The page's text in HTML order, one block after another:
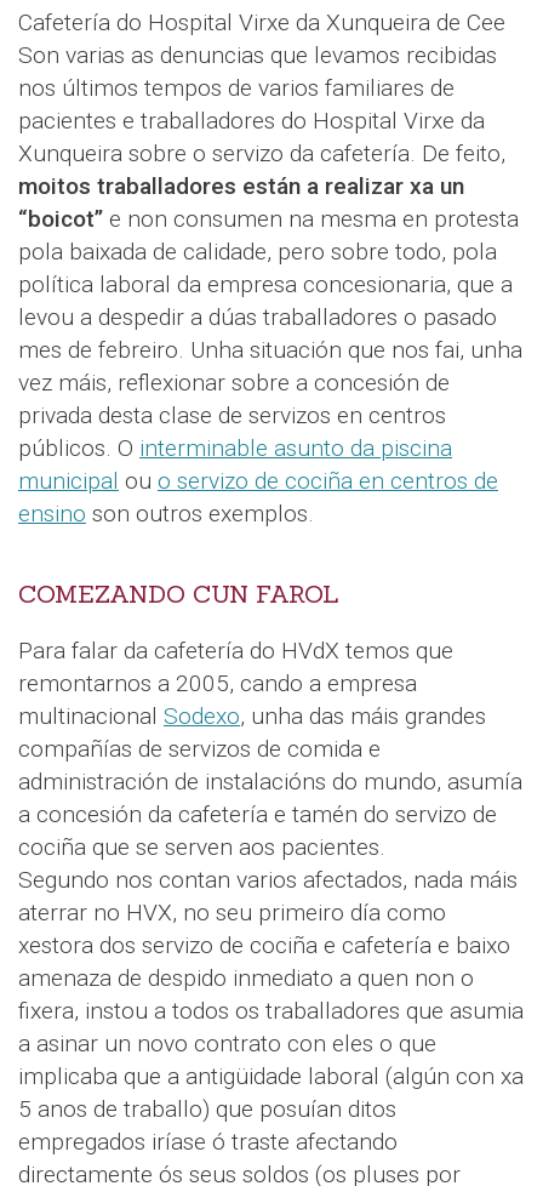
Cafetería do Hospital Virxe da Xunqueira de Cee
Son varias as denuncias que levamos recibidas
nos últimos tempos de varios familiares de
pacientes e traballadores do Hospital Virxe da
Xunqueira sobre o servizo da cafetería. De feito,
moitos traballadores están a realizar xa un
“boicot” e non consumen na mesma en protesta
pola baixada de calidade, pero sobre todo, pola
política laboral da empresa concesionaria, que a
levou a despedir a dúas traballadores o pasado
mes de febreiro. Unha situación que nos fai, unha
vez máis, reflexionar sobre a concesión de
privada desta clase de servizos en centros
públicos. O interminable asunto da piscina
municipal ou o servizo de cociña en centros de
ensino son outros exemplos.
COMEZANDO CUN FAROL
Para falar da cafetería do HVdX temos que
remontarnos a 2005, cando a empresa
multinacional Sodexo, unha das máis grandes
compañías de servizos de comida e
administración de instalacións do mundo, asumía
a concesión da cafetería e tamén do servizo de
cociña que se serven aos pacientes.
Segundo nos contan varios afectados, nada máis
aterrar no HVX, no seu primeiro día como
xestora dos servizo de cociña e cafetería e baixo
amenaza de despido inmediato a quen non o
fixera, instou a todos os traballadores que asumia
a asinar un novo contrato con eles o que
implicaba que a antigüidade laboral (algún con xa
5 anos de traballo) que posuían ditos
empregados iríase ó traste afectando
directamente ós seus soldos (os pluses por